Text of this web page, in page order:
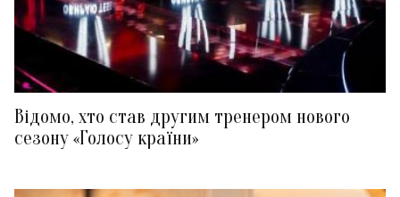
Відомо, хто став другим тренером нового
сезону «Голосу країни»